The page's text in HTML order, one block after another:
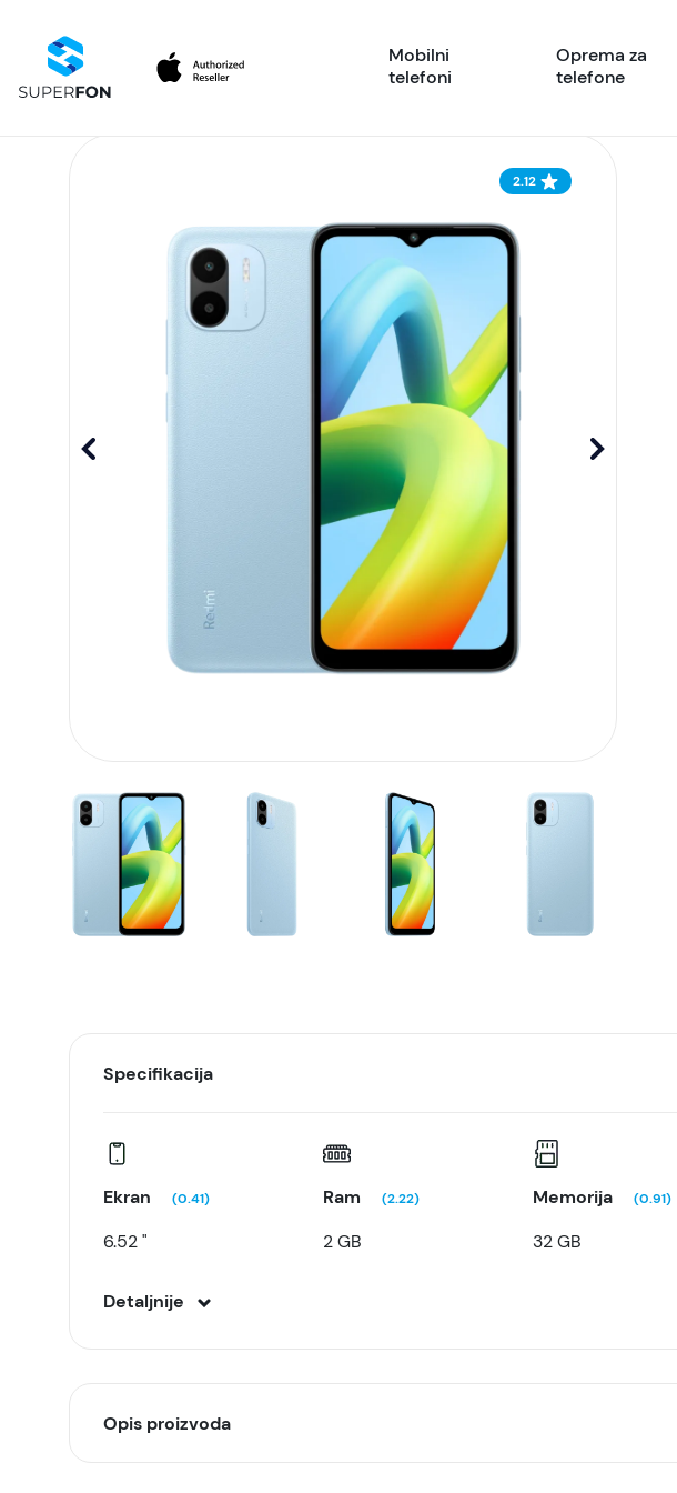
Mobilni
telefoni
Oprema za
telefone
2.12
Specifikacija
Ekran (0.41)
6.52 "
Ram (2.22)
2 GB
Memorija (0.91)
32 GB
Detaljnije
Opis proizvoda